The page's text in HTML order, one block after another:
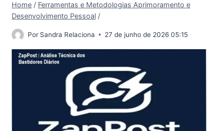
Home / Ferramentas e Metodologias Aprimoramento e
Desenvolvimento Pessoal /
Por Sandra Relaciona 27 de junho de 2026 05:15